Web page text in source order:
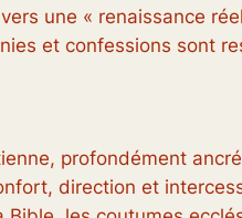
une « renaissance
et confessions sont
profondément
direction et